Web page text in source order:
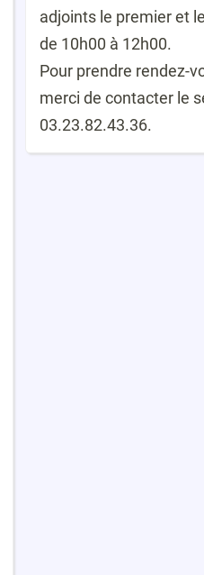
adjoints le premier et
de 10h00 à 12h00.
Pour prendre rendez-
merci de contacter le
03.23.82.43.36.